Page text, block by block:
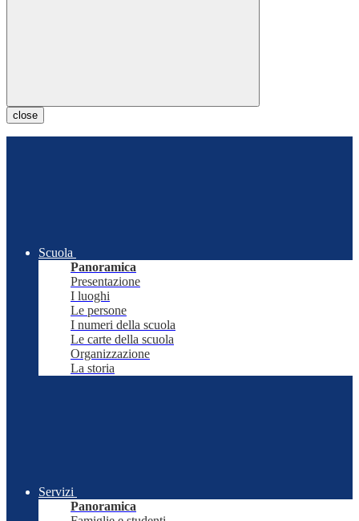
close
Scuola
Panoramica
Presentazione
I luoghi
Le persone
I numeri della scuola
Le carte della scuola
Organizzazione
La storia
Servizi
Panoramica